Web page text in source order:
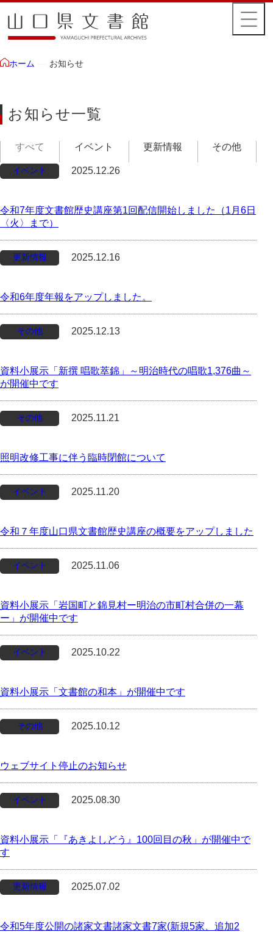
ホーム お知らせ
お知らせ一覧
すべて イベント 更新情報 その他
イベント 2025.12.26
令和7年度文書館歴史講座第1回配信開始しました（1月6日
〈火〉まで）
更新情報 2025.12.16
令和6年度年報をアップしました。
その他 2025.12.13
資料小展示「新撰 唱歌萃錦」～明治時代の唱歌1,376曲～
が開催中です
その他 2025.11.21
照明改修工事に伴う臨時閉館について
イベント 2025.11.20
令和７年度山口県文書館歴史講座の概要をアップしました
イベント 2025.11.06
資料小展示「岩国町と錦見村ー明治の市町村合併の一幕
ー」が開催中です
イベント 2025.10.22
資料小展示「文書館の和本」が開催中です
その他 2025.10.12
ウェブサイト停止のお知らせ
イベント 2025.08.30
資料小展示「『あきよしどう』100回目の秋」が開催中で
す
更新情報 2025.07.02
令和5年度公開の諸家文書諸家文書7家(新規5家、追加2